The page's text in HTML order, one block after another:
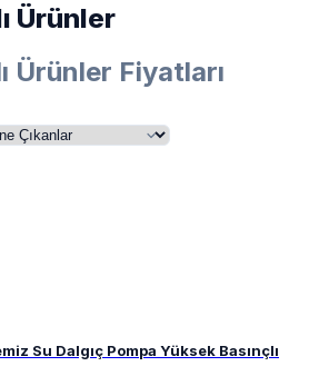
Ürünler
Ürünler Fiyatları
Su Dalgıç Pompa Yüksek Basınçlı